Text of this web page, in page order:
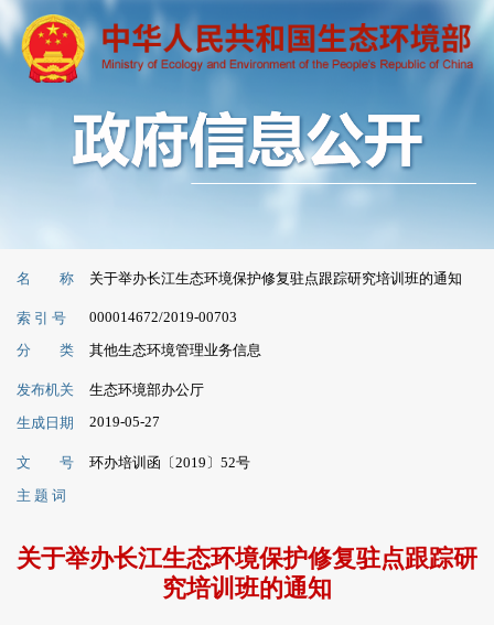
名 称 关于举办长江生态环境保护修复驻点跟踪研究培训班的通知
索 引 号 000014672/2019-00703
分 类 其他生态环境管理业务信息
发布机关
生态环境部办公厅
生成日期
2019-05-27
文 号
环办培训函〔2019〕52号
主 题 词
关于举办长江生态环境保护修复驻点跟踪研
究培训班的通知